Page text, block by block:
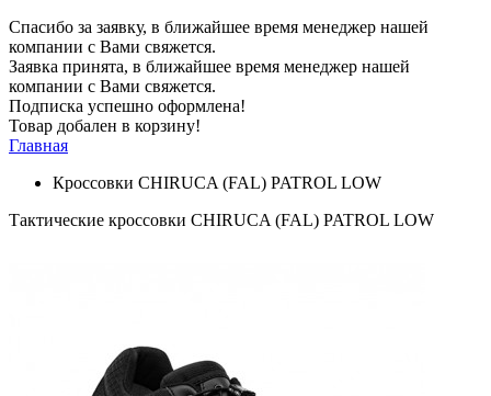
Спасибо за заявку, в ближайшее время менеджер нашей
компании с Вами свяжется.
Заявка принята, в ближайшее время менеджер нашей
компании с Вами свяжется.
Подписка успешно оформлена!
Товар добален в корзину!
Главная
Кроссовки CHIRUCA (FAL) PATROL LOW
Тактические кроссовки CHIRUCA (FAL) PATROL LOW